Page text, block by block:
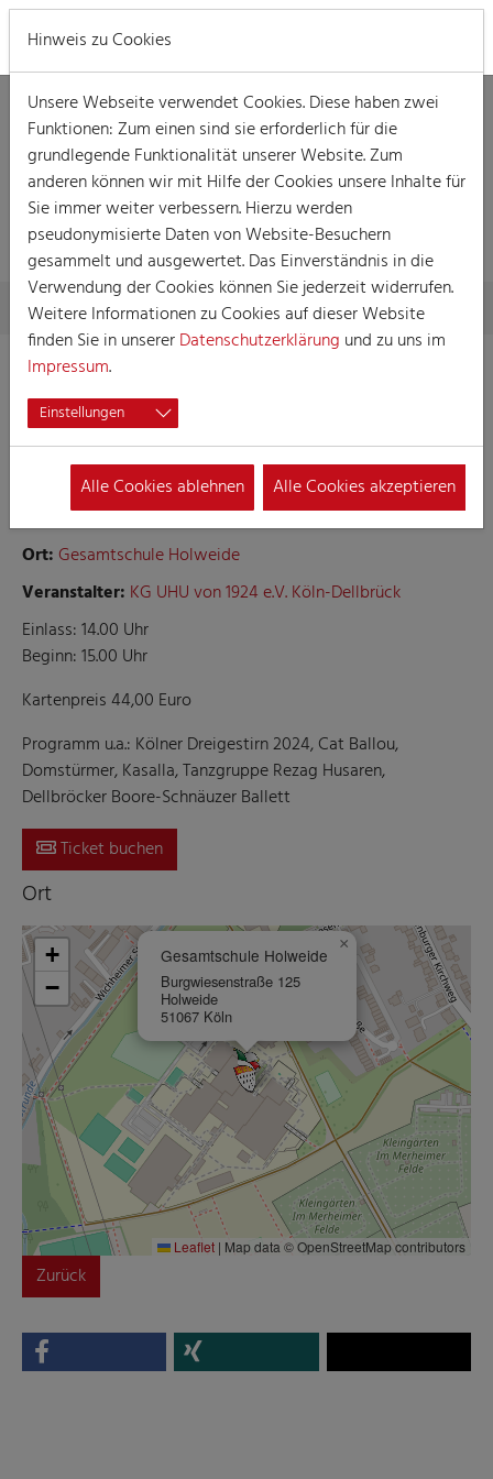
VERANSTALTUNG
Skip to main content
You are here:
Home Session Veranstaltungen Veranstaltung
Dellbröcker Boore-Sitzung nor för
Weechter
21.01.2024 15:00 Veranstaltungen, Damensitzung
Mädchensitzung der KG UHU
Ort: Gesamtschule Holweide
Veranstalter: KG UHU von 1924 e.V. Köln-Dellbrück
Einlass: 14.00 Uhr
Beginn: 15.00 Uhr
Kartenpreis 44,00 Euro
Programm u.a.: Kölner Dreigestirn 2024, Cat Ballou,
Domstürmer, Kasalla, Tanzgruppe Rezag Husaren,
Dellbröcker Boore-Schnäuzer Ballett
Ticket buchen
Ort
Gesamtschule Holweide
Burgwiesenstraße 125
Holweide
51067 Köln
×
+
−
Leaflet | Map data © OpenStreetMap contributors
Zurück
Hinweis zu Cookies
Unsere Webseite verwendet Cookies. Diese haben zwei
Funktionen: Zum einen sind sie erforderlich für die
grundlegende Funktionalität unserer Website. Zum
anderen können wir mit Hilfe der Cookies unsere Inhalte für
Sie immer weiter verbessern. Hierzu werden
pseudonymisierte Daten von Website-Besuchern
gesammelt und ausgewertet. Das Einverständnis in die
Verwendung der Cookies können Sie jederzeit widerrufen.
Weitere Informationen zu Cookies auf dieser Website
finden Sie in unsererDatenschutzerklärung und zu uns im
Impressum.
Einstellungen
Alle Cookies ablehnen Alle Cookies akzeptieren